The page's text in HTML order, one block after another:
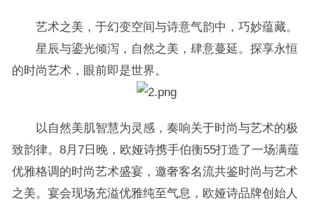
艺术之美，于幻变空间与诗意气韵中，巧妙蕴藏。
星辰与鎏光倾泻，自然之美，肆意蔓延。探享永恒
的时尚艺术，眼前即是世界。
以自然美肌智慧为灵感，奏响关于时尚与艺术的极
致韵律。8月7日晚，欧娅诗携手伯衡55打造了一场满蕴
优雅格调的时尚艺术盛宴，邀奢客名流共鉴时尚与艺术
之美。宴会现场充溢优雅纯至气息，欧娅诗品牌创始人